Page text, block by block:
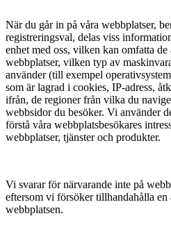
När du går in på våra webbplatser,
registreringsval, delas viss
enhet med oss, vilken kan omfatta
webbplatser, vilken typ av
använder (till exempel
som är lagrad i cookies, IP-adress,
ifrån, de regioner från vilka du
webbsidor du besöker. Vi använder
förstå våra webbplatsbesökares
webbplatser, tjänster och produkter.
Vi svarar för närvarande inte på
eftersom vi försöker tillhandahålla en
webbplatsen.